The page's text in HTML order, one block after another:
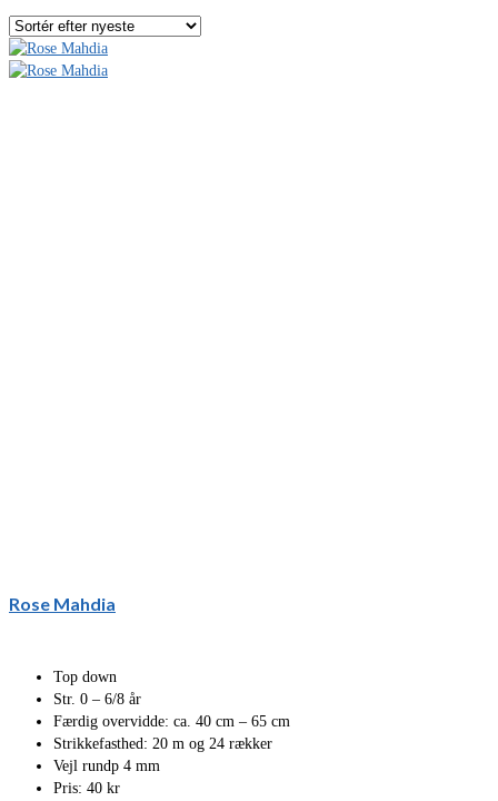
seneste
Rose Mahdia
Top down
Str. 0 – 6/8 år
Færdig overvidde: ca. 40 cm – 65 cm
Strikkefasthed: 20 m og 24 rækker
Vejl rundp 4 mm
Pris: 40 kr